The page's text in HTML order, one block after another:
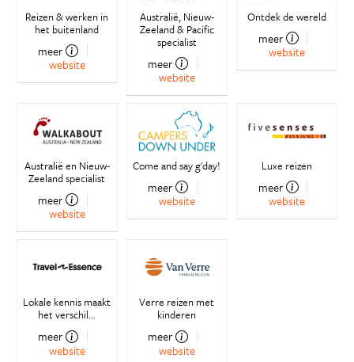
Reizen & werken in
het buitenland
meer
website
Australië, Nieuw-
Zeeland & Pacific
specialist
meer
website
Ontdek de wereld
meer
website
Australië en Nieuw-
Zeeland specialist
meer
website
Come and say g'day!
meer
website
Luxe reizen
meer
website
Lokale kennis maakt
het verschil...
meer
website
Verre reizen met
kinderen
meer
website